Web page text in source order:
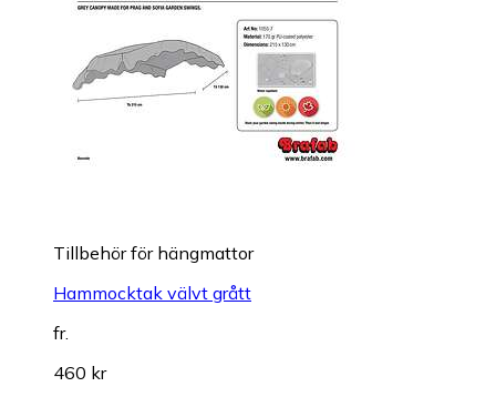
Tillbehör för hängmattor
Hammocktak välvt grått
fr.
460 kr